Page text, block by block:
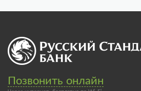
Позвонить онлайн